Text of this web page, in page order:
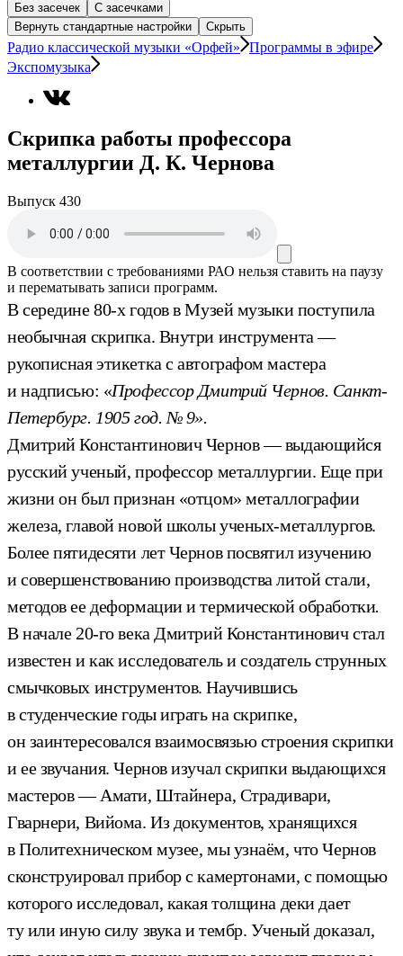
Без засечек
С засечками
Вернуть стандартные настройки
Скрыть
Радио классической музыки «Орфей»
Программы в эфире
Экспомузыка
Скрипка работы профессора
металлургии Д. К. Чернова
Выпуск 430
В соответствии с требованиями РАО нельзя ставить на паузу
и перематывать записи программ.
В середине 80-х годов в Музей музыки поступила
необычная скрипка. Внутри инструмента —
рукописная этикетка с автографом мастера
и надписью: «Профессор Дмитрий Чернов. Санкт-
Петербург. 1905 год. № 9».
Дмитрий Константинович Чернов — выдающийся
русский ученый, профессор металлургии. Еще при
жизни он был признан «отцом» металлографии
железа, главой новой школы ученых-металлургов.
Более пятидесяти лет Чернов посвятил изучению
и совершенствованию производства литой стали,
методов ее деформации и термической обработки.
В начале 20-го века Дмитрий Константинович стал
известен и как исследователь и создатель струнных
смычковых инструментов. Научившись
в студенческие годы играть на скрипке,
он заинтересовался взаимосвязью строения скрипки
и ее звучания. Чернов изучал скрипки выдающихся
мастеров — Амати, Штайнера, Страдивари,
Гварнери, Вийома. Из документов, хранящихся
в Политехническом музее, мы узнаём, что Чернов
сконструировал прибор с камертонами, с помощью
которого исследовал, какая толщина деки дает
ту или иную силу звука и тембр. Ученый доказал,